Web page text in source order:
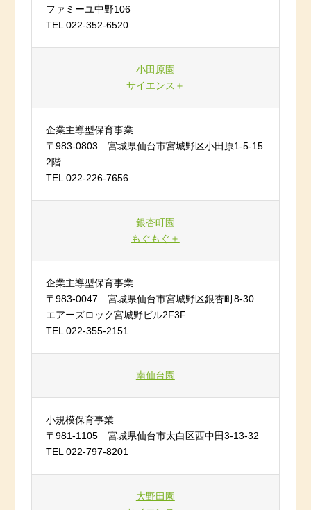
ファミーユ中野106
TEL 022-352-6520
小田原園
サイエンス＋
企業主導型保育事業
〒983-0803 宮城県仙台市宮城野区小田原1-5-15
2階
TEL 022-226-7656
銀杏町園
もぐもぐ＋
企業主導型保育事業
〒983-0047 宮城県仙台市宮城野区銀杏町8-30
エアーズロック宮城野ビル2F3F
TEL 022-355-2151
南仙台園
小規模保育事業
〒981-1105 宮城県仙台市太白区西中田3-13-32
TEL 022-797-8201
大野田園